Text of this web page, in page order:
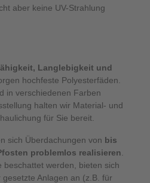
aber keine UV-Strahlung
Langlebigkeit und
hochfeste Polyesterfäden.
in verschiedenen Farben
halten wir Material- und
für Sie bereit.
sich Überdachungen von bis
problemlos realisieren
beschattet werden, bieten sich
Anlagen an (z.B. für